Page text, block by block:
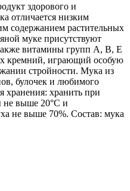
здорового и
отличается низким
содержанием растительных
муке присутствуют
витамины групп А, В, Е
кремний, играющий особую
стройности. Мука из
булочек и любимого
хранения: хранить при
не выше 20°С и
не выше 70%. Состав: мука